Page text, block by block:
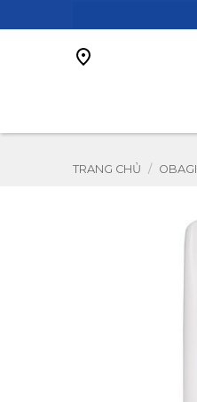
qua
TRANG CHỦ / OBAGI